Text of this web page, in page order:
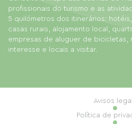
profissionais do turismo e as
5 quilómetros dos itinerários:
casas rurais, alojamento local,
empresas de aluguer de bicicletas,
interesse e locais a visitar.
Avisos
Política de